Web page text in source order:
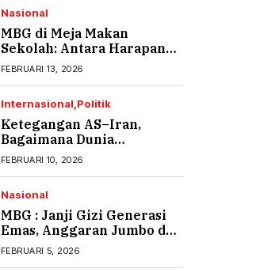
Nasional
MBG di Meja Makan
Sekolah: Antara Harapan
Gizi dan Rasa Cemas Orang
FEBRUARI 13, 2026
Internasional Politik
Ketegangan AS–Iran,
Bagaimana Dunia
Menyikapi?
FEBRUARI 10, 2026
Nasional
MBG : Janji Gizi Generasi
Emas, Anggaran Jumbo dan
Ancaman Keracunan
FEBRUARI 5, 2026